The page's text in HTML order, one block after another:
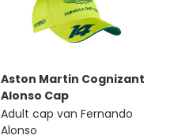
Aston Martin Cognizant
Alonso Cap
Adult cap van Fernando
Alonso